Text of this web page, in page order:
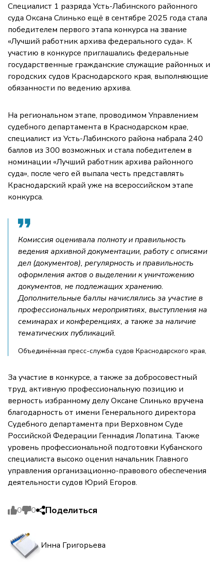
Специалист 1 разряда Усть-Лабинского районного
суда Оксана Слинько ещё в сентябре 2025 года стала
победителем первого этапа конкурса на звание
«Лучший работник архива федерального суда». К
участию в конкурсе приглашались федеральные
государственные гражданские служащие районных и
городских судов Краснодарского края, выполняющие
обязанности по ведению архива.
На региональном этапе, проводимом Управлением
судебного департамента в Краснодарском крае,
специалист из Усть-Лабинского района набрала 240
баллов из 300 возможных и стала победителем в
номинации «Лучший работник архива районного
суда», после чего ей выпала честь представлять
Краснодарский край уже на всероссийском этапе
конкурса.
Комиссия оценивала полноту и правильность
ведения архивной документации, работу с описями
дел (документов), регулярность и правильность
оформления актов о выделении к уничтожению
документов, не подлежащих хранению.
Дополнительные баллы начислялись за участие в
профессиональных мероприятиях, выступления на
семинарах и конференциях, а также за наличие
тематических публикаций.
Объединённая пресс-служба судов Краснодарского края,
За участие в конкурсе, а также за добросовестный
труд, активную профессиональную позицию и
верность избранному делу Оксане Слинько вручена
благодарность от имени Генерального директора
Судебного департамента при Верховном Суде
Российской Федерации Геннадия Лопатина. Также
уровень профессиональной подготовки Кубанского
специалиста высоко оценил начальник Главного
управления организационно-правового обеспечения
деятельности судов Юрий Егоров.
0 0 Поделиться
Инна Григорьева